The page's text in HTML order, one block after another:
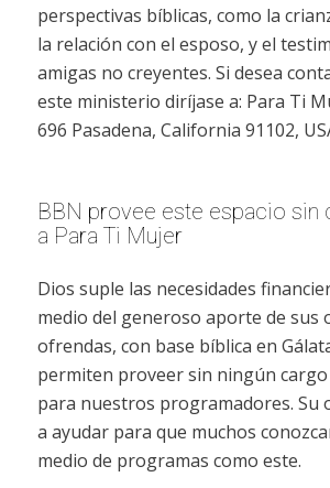
perspectivas bíblicas, como la
la relación con el esposo, y el
amigas no creyentes. Si desea
este ministerio diríjase a: Para Ti
696 Pasadena, California 91102,
BBN provee este espacio sin
a Para Ti Mujer
Dios suple las necesidades
medio del generoso aporte de sus
ofrendas, con base bíblica en
permiten proveer sin ningún
para nuestros programadores. Su
a ayudar para que muchos
medio de programas como este.